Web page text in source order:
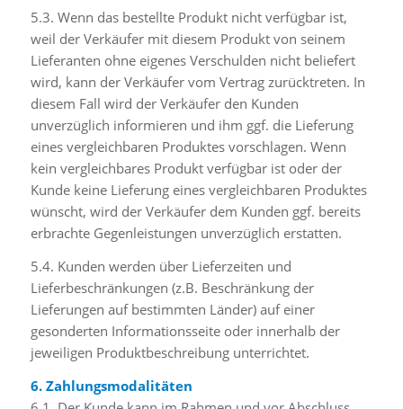
5.3. Wenn das bestellte Produkt nicht verfügbar ist,
weil der Verkäufer mit diesem Produkt von seinem
Lieferanten ohne eigenes Verschulden nicht beliefert
wird, kann der Verkäufer vom Vertrag zurücktreten. In
diesem Fall wird der Verkäufer den Kunden
unverzüglich informieren und ihm ggf. die Lieferung
eines vergleichbaren Produktes vorschlagen. Wenn
kein vergleichbares Produkt verfügbar ist oder der
Kunde keine Lieferung eines vergleichbaren Produktes
wünscht, wird der Verkäufer dem Kunden ggf. bereits
erbrachte Gegenleistungen unverzüglich erstatten.
5.4. Kunden werden über Lieferzeiten und
Lieferbeschränkungen (z.B. Beschränkung der
Lieferungen auf bestimmten Länder) auf einer
gesonderten Informationsseite oder innerhalb der
jeweiligen Produktbeschreibung unterrichtet.
6. Zahlungsmodalitäten